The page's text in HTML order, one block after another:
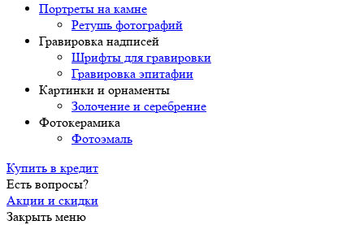
Портреты на камне
Ретушь фотографий
Гравировка надписей
Шрифты для гравировки
Гравировка эпитафии
Картинки и орнаменты
Золочение и серебрение
Фотокерамика
Фотоэмаль
Купить в кредит
Есть вопросы?
Акции и скидки
Закрыть меню